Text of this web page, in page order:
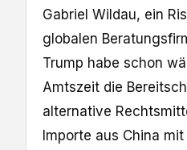
Gabriel Wildau, ein
globalen
Trump habe schon
Amtszeit die
alternative
Importe aus China